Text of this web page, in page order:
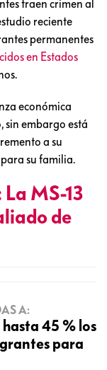
traen crimen al
reciente
permanentes
en Estados
económica
sin embargo está
a su
su familia.
MS-13
de
A:
45 % los
para